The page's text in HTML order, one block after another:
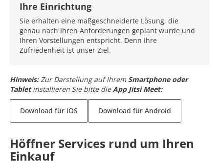
Ihre Einrichtung
Sie erhalten eine maßgeschneiderte Lösung, die
genau nach Ihren Anforderungen geplant wurde und
Ihren Vorstellungen entspricht. Denn Ihre
Zufriedenheit ist unser Ziel.
Hinweis: Zur Darstellung auf Ihrem Smartphone oder
Tabletinstallieren Sie bitte dieApp Jitsi Meet:
Download für iOS Download für Android
Höffner Services rund um Ihren
Einkauf